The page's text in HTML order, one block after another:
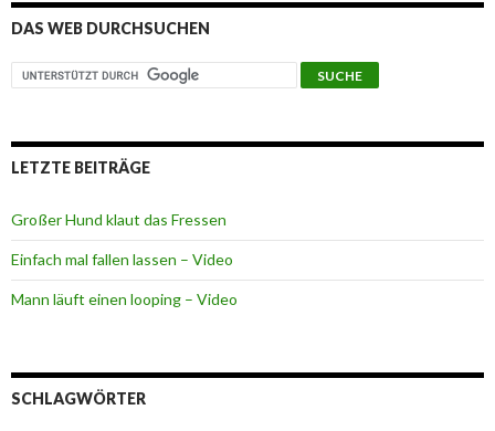
DAS WEB DURCHSUCHEN
LETZTE BEITRÄGE
Großer Hund klaut das Fressen
Einfach mal fallen lassen – Video
Mann läuft einen looping – Video
SCHLAGWÖRTER